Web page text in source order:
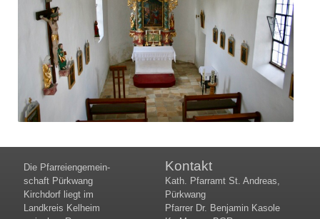
Die Pfar­rei­en­gemein­
schaft Pürk­wang
Kirch­dorf liegt im
Land­kreis Kel­heim
Kontakt
Kath. Pfarramt St. Andreas,
Pürkwang
Pfarrer Dr. Benjamin Kasole